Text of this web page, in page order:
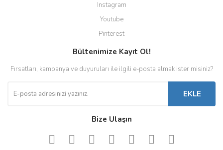
Instagram
Youtube
Pinterest
Bültenimize Kayıt Ol!
Fırsatları, kampanya ve duyuruları ile ilgili e-posta almak ister misiniz?
EKLE
Bize Ulaşın